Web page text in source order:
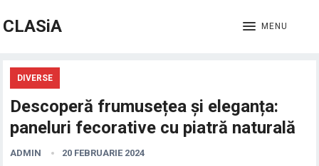
CLASiA MENU
DIVERSE
Descoperă frumusețea și eleganța:
paneluri fecorative cu piatră naturală
ADMIN 20 FEBRUARIE 2024